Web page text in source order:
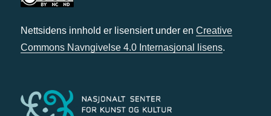
Nettsidens innhold er lisensiert under en Creative
Commons Navngivelse 4.0 Internasjonal lisens.